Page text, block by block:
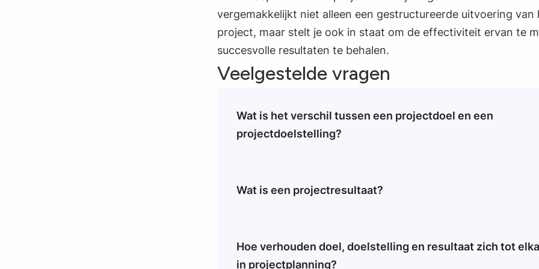
vergemakkelijkt niet alleen een gestructureerde uitvoering van
project, maar stelt je ook in staat om de effectiviteit ervan te
succesvolle resultaten te behalen.
Veelgestelde vragen
Wat is het verschil tussen een projectdoel en een
projectdoelstelling?
specifieke prestaties die je moet realiseren om het doel te behalen.
Wat is een projectresultaat?
laat zien wat er daadwerkelijk is opgeleverd aan het einde van het
project.
Hoe verhouden doel, doelstelling en resultaat zich tot
in projectplanning?